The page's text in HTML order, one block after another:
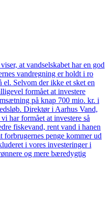
at vandselskabet har en god
vandregning er holdt i ro
Selvom der ikke et sket en
formået at investere
på knap 700 mio. kr. i
Direktør i Aarhus Vand,
har formået at investere så
fiskevand, rent vand i hanen
forbrugernes penge kommer ud
i vores investeringer i
og mere bæredygtig